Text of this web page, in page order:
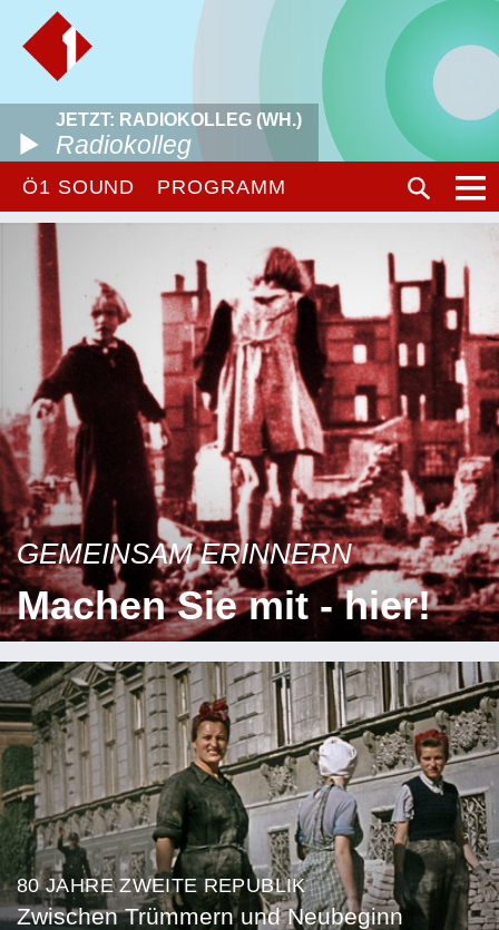
JETZT: RADIOKOLLEG (WH.)
Radiokolleg
Ö1 SOUND PROGRAMM
GEMEINSAM ERINNERN
Machen Sie mit - hier!
80 JAHRE ZWEITE REPUBLIK
Zwischen Trümmern und Neubeginn